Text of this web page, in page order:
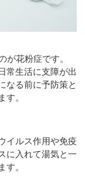
が花粉症です。
常生活に支障が出
なる前に予防策と
す。
イルス作用や免疫
に入れて湯気と一
す。